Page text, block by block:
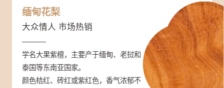
缅甸花梨
大众情人 市场热销
学名大果紫檀，主要产于缅甸、老挝和
泰国等东南亚国家。
颜色桔红、砖红或紫红色，香气浓郁不
紫光檀
帝王之木 彰显身份
学名东非黑黄檀，分布于非洲东部（坦
桑尼亚、塞内加尔、莫桑比克）。
材质重，硬度很高，是国标红木密度最
大红酸枝
三大贡木 奢品尊享
学名交趾黄檀，主要分布于越南、老
挝、柬埔寨和泰国等地。
强度高、硬度大、可沉于水，抗虫性